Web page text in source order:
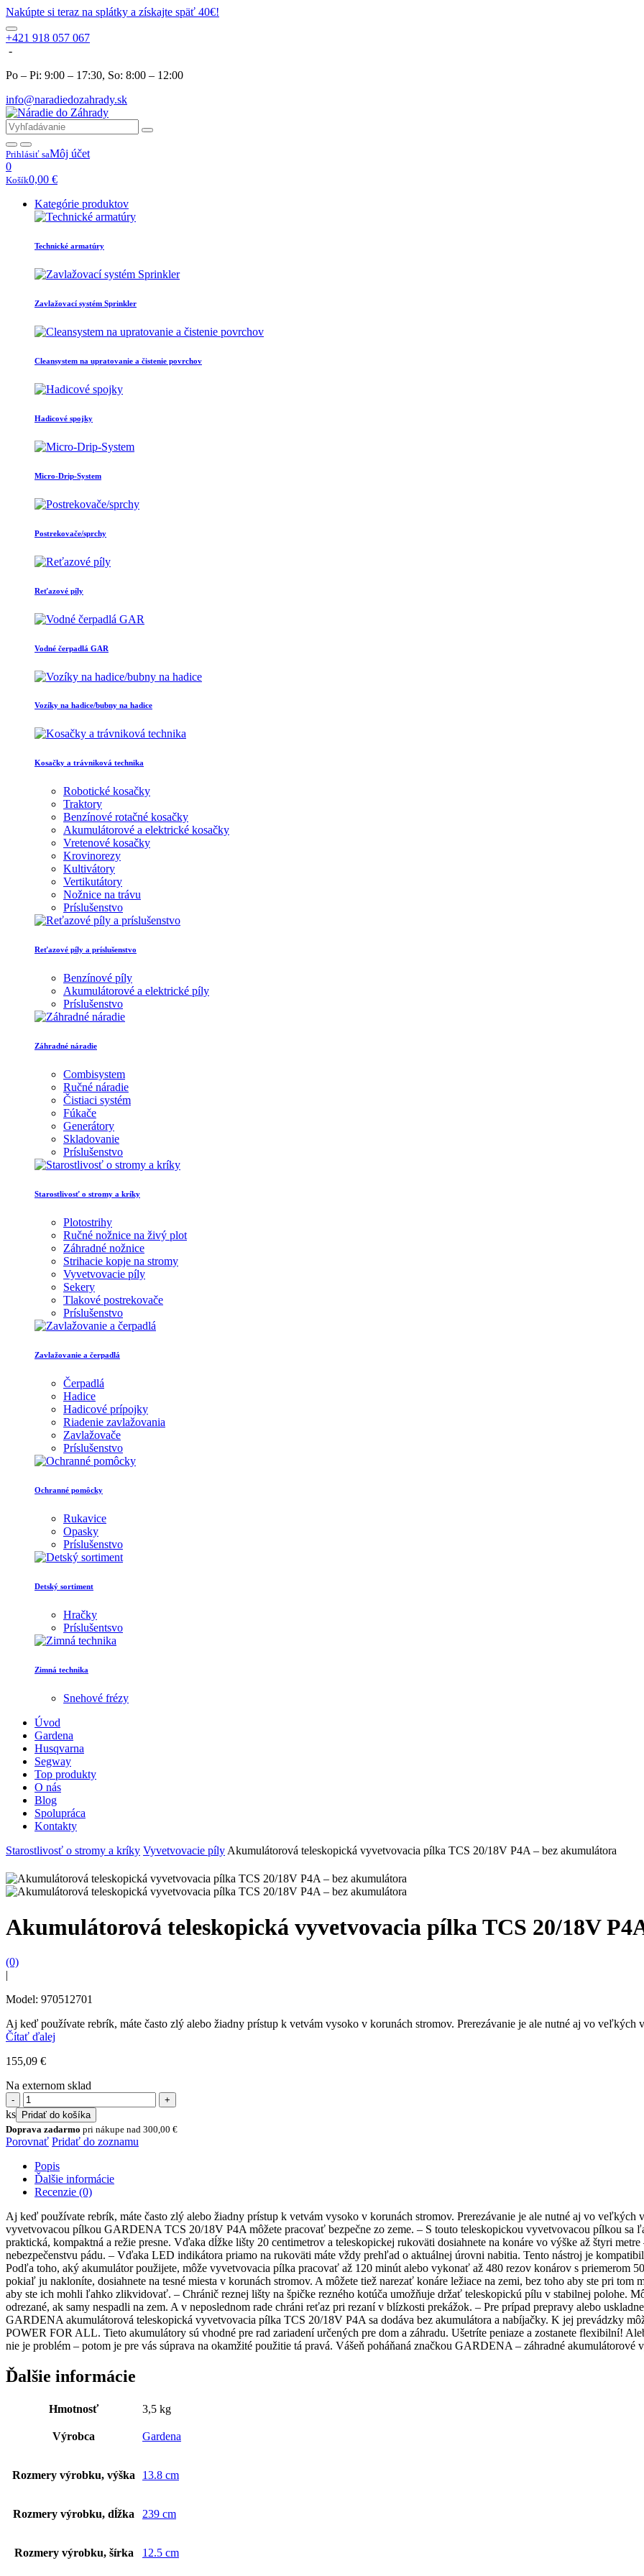
Nakúpte si teraz na splátky a získajte späť 40€!
+421 918 057 067
-
Po – Pi: 9:00 – 17:30, So: 8:00 – 12:00
info@naradiedozahrady.sk
Prihlásiť saMôj účet
0
Košík0,00 €
Kategórie produktov
Technické armatúry
Zavlažovací systém Sprinkler
Cleansystem na upratovanie a čistenie povrchov
Hadicové spojky
Micro-Drip-System
Postrekovače/sprchy
Reťazové píly
Vodné čerpadlá GAR
Vozíky na hadice/bubny na hadice
Kosačky a trávniková technika
Robotické kosačky
Traktory
Benzínové rotačné kosačky
Akumulátorové a elektrické kosačky
Vretenové kosačky
Krovinorezy
Kultivátory
Vertikutátory
Nožnice na trávu
Príslušenstvo
Reťazové píly a príslušenstvo
Benzínové píly
Akumulátorové a elektrické píly
Príslušenstvo
Záhradné náradie
Combisystem
Ručné náradie
Čistiaci systém
Fúkače
Generátory
Skladovanie
Príslušenstvo
Starostlivosť o stromy a kríky
Plotostrihy
Ručné nožnice na živý plot
Záhradné nožnice
Strihacie kopje na stromy
Vyvetvovacie píly
Sekery
Tlakové postrekovače
Príslušenstvo
Zavlažovanie a čerpadlá
Čerpadlá
Hadice
Hadicové prípojky
Riadenie zavlažovania
Zavlažovače
Príslušenstvo
Ochranné pomôcky
Rukavice
Opasky
Príslušenstvo
Detský sortiment
Hračky
Príslušentsvo
Zimná technika
Snehové frézy
Úvod
Gardena
Husqvarna
Segway
Top produkty
O nás
Blog
Spolupráca
Kontakty
Starostlivosť o stromy a kríky Vyvetvovacie píly Akumulátorová teleskopická vyvetvovacia pílka TCS 20/18V P4A – bez akumulátora
Akumulátorová teleskopická vyvetvovacia pílka TCS 20/18V
(0)
|
Model: 970512701
Aj keď používate rebrík, máte často zlý alebo žiadny prístup k vetvám vysoko v korunách stromov. Prerezávanie je ale nutné aj vo veľkých
Čítať ďalej
155,09 €
Na externom sklad
množstvo
Akumulátorová
teleskopická
vyvetvovacia
pílka
TCS
20/18V
P4A
bez
akumulátora
ks
Pridať do košíka
Doprava zadarmo pri nákupe nad 300,00 €
Porovnať Pridať do zoznamu
Popis
Ďalšie informácie
Recenzie (0)
Aj keď používate rebrík, máte často zlý alebo žiadny prístup k vetvám vysoko v korunách stromov. Prerezávanie je ale nutné aj vo veľkých
vyvetvovacou pílkou GARDENA TCS 20/18V P4A môžete pracovať bezpečne zo zeme. – S touto teleskopickou vyvetvovacou pílkou sa
praktická, kompaktná a režie presne. Vďaka dĺžke lišty 20 centimetrov a teleskopickej rukoväti dosiahnete na konáre vo výške až štyri
nebezpečenstvu pádu. – Vďaka LED indikátora priamo na rukoväti máte vždy prehľad o aktuálnej úrovni nabitia. Tento nástroj je
Podľa toho, aký akumulátor použijete, môže vyvetvovacia pílka pracovať až 120 minút alebo vykonať až 480 rezov konárov s priemerom
pokiaľ ju nakloníte, dosiahnete na tesné miesta v korunách stromov. A môžete tiež narezať konáre ležiace na zemi, bez toho aby ste pri
aby ste ich mohli ľahko zlikvidovať. – Chránič reznej lišty na špičke rezného kotúča umožňuje držať teleskopickú pílu v stabilnej polohe.
odrezané, ak samy nespadli na zem. A v neposlednom rade chráni reťaz pri rezaní v blízkosti prekážok. – Pre prípad prepravy alebo
GARDENA akumulátorová teleskopická vyvetvovacia pílka TCS 20/18V P4A sa dodáva bez akumulátora a nabíjačky. K jej prevádzky
POWER FOR ALL. Tieto akumulátory sú vhodné pre rad zariadení určených pre dom a záhradu. Ušetríte peniaze a zostanete flexibilní!
nie je problém – potom je pre vás súprava na okamžité použitie tá pravá. Vášeň poháňaná značkou GARDENA – záhradné akumulátorové
Ďalšie informácie
Hmotnosť 3,5 kg
Výrobca Gardena
Rozmery výrobku, výška 13.8 cm
Rozmery výrobku, dĺžka 239 cm
Rozmery výrobku, šírka 12.5 cm